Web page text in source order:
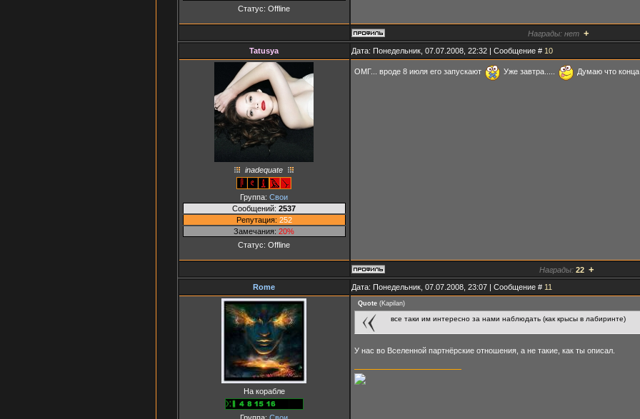
Статус: Offline
Награды: нет +
Tatusya Дата: Понедельник, 07.07.2008, 22:32 | Сообщение # 10
inadequate
Группа: Свои
Сообщений: 2537
Репутация: 252
Замечания: 20%
Статус: Offline
ОМГ... вроде 8 июля его запускают Уже завтра..... Думаю что
Награды: 22 +
Rome Дата: Понедельник, 07.07.2008, 23:07 | Сообщение # 11
На корабле
Quote(Kapilan)
все таки им интересно за нами наблюдать (как крысы в лабиринте)
У нас во Вселенной партнёрские отношения, а не такие, как ты описал.